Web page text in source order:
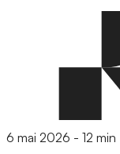
6 mai 2026 - 12 min